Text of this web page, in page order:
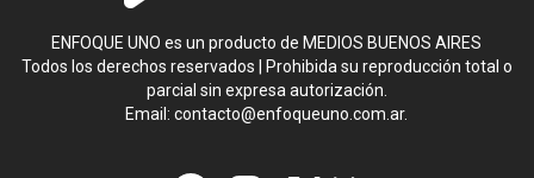
ENFOQUE UNO es un producto de MEDIOS BUENOS AIRES
Todos los derechos reservados | Prohibida su reproducción total o
parcial sin expresa autorización.
Email:contacto@enfoqueuno.com.ar.